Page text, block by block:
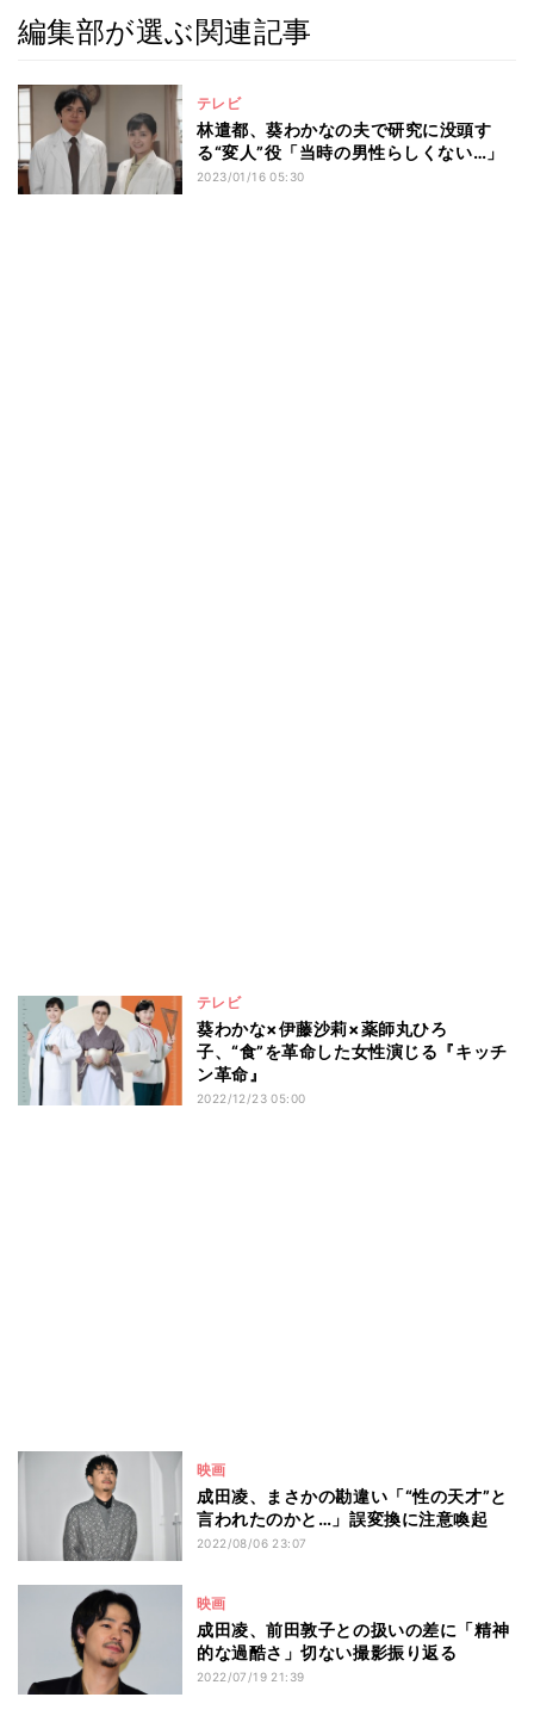
編集部が選ぶ関連記事
テレビ
林遣都、葵わかなの夫で研究に没頭す
る“変人”役「当時の男性らしくない…」
2023/01/16 05:30
テレビ
葵わかな×伊藤沙莉×薬師丸ひろ
子、“食”を革命した女性演じる『キッチ
ン革命』
2022/12/23 05:00
映画
成田凌、まさかの勘違い「“性の天才”と
言われたのかと…」誤変換に注意喚起
2022/08/06 23:07
映画
成田凌、前田敦子との扱いの差に「精神
的な過酷さ」切ない撮影振り返る
2022/07/19 21:39